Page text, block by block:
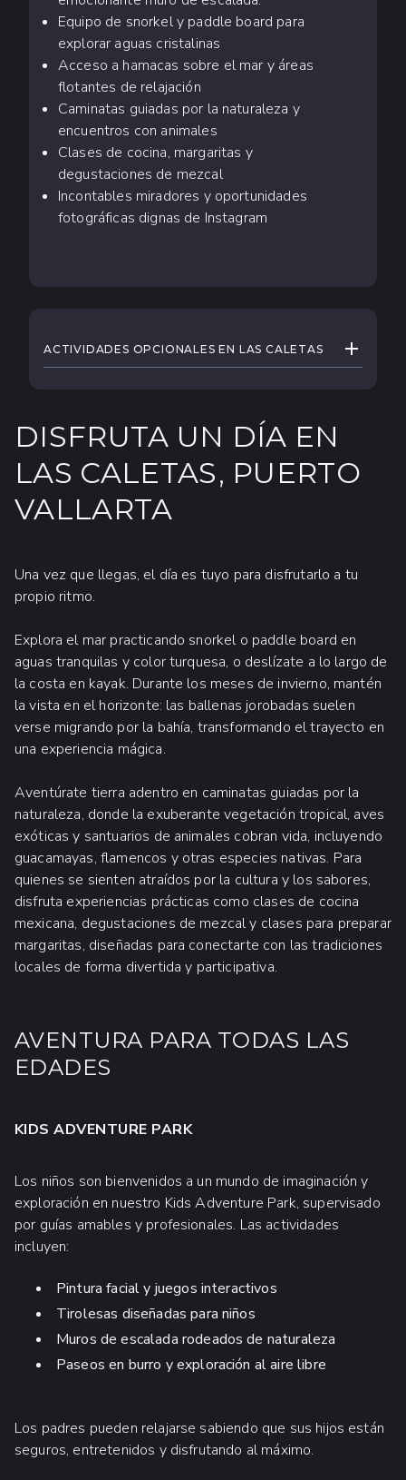
Equipo de snorkel y paddle board para
explorar aguas cristalinas
Acceso a hamacas sobre el mar y áreas
flotantes de relajación
Caminatas guiadas por la naturaleza y
encuentros con animales
Clases de cocina, margaritas y
degustaciones de mezcal
Incontables miradores y oportunidades
fotográficas dignas de Instagram
ACTIVIDADES OPCIONALES EN LAS CALETAS
relajación o diversión en familia, nuestras
actividades opcionales* ofrecen algo para
todos los gustos: desde clases de buceo,
hasta encuentros con animales y relajantes
masajes en la playa. Estas experiencias
antelación con nuestro Equipo de Atención
al Cliente.
ENCUENTRO DE VIDA MARINA CON
LOBOS MARINOS Y RAYAS
¡Conoce a nuestros encantadores lobos
marinos y rayas! Durante esta divertida
experiencia, abrazarás, jugarás y reirás con
rayas. Siente su piel suave y aprende sobre
su fisiología mientras nuestro experto te guía
Por solo $39 USD -
Edad mínima: 5 años.De 5 a 11 años,
deberás ir acompañado de un adulto. A partir
de 12 años no se necesita acompañante
adulto.
DISFRUTA UN DÍA EN
LAS CALETAS, PUERTO
VALLARTA
Una vez que llegas, el día es tuyo para disfrutarlo a tu
propio ritmo.
Explora el mar practicando snorkel o paddle board en
aguas tranquilas y color turquesa, o deslízate a lo largo de
la costa en kayak. Durante los meses de invierno, mantén
la vista en el horizonte: las ballenas jorobadas suelen
verse migrando por la bahía, transformando el trayecto en
una experiencia mágica.
Aventúrate tierra adentro en caminatas guiadas por la
naturaleza, donde la exuberante vegetación tropical, aves
exóticas y santuarios de animales cobran vida, incluyendo
guacamayas, flamencos y otras especies nativas. Para
quienes se sienten atraídos por la cultura y los sabores,
disfruta experiencias prácticas como clases de cocina
mexicana, degustaciones de mezcal y clases para preparar
margaritas, diseñadas para conectarte con las tradiciones
locales de forma divertida y participativa.
AVENTURA PARA TODAS LAS
EDADES
KIDS ADVENTURE PARK
Los niños son bienvenidos a un mundo de imaginación y
exploración en nuestro Kids Adventure Park, supervisado
por guías amables y profesionales. Las actividades
incluyen:
Pintura facial y juegos interactivos
Tirolesas diseñadas para niños
Muros de escalada rodeados de naturaleza
Paseos en burro y exploración al aire libre
Los padres pueden relajarse sabiendo que sus hijos están
seguros, entretenidos y disfrutando al máximo.